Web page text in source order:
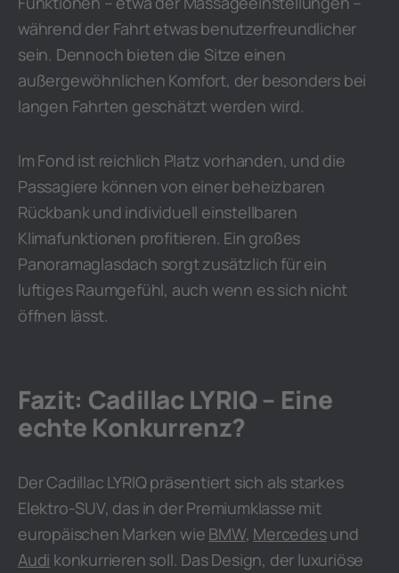
während der Fahrt etwas benutzerfreundlicher
sein. Dennoch bieten die Sitze einen
außergewöhnlichen Komfort, der besonders bei
langen Fahrten geschätzt werden wird.
Im Fond ist reichlich Platz vorhanden, und die
Passagiere können von einer beheizbaren
Rückbank und individuell einstellbaren
Klimafunktionen profitieren. Ein großes
Panoramaglasdach sorgt zusätzlich für ein
luftiges Raumgefühl, auch wenn es sich nicht
öffnen lässt.
Fazit: Cadillac LYRIQ – Eine
echte Konkurrenz?
Der Cadillac LYRIQ präsentiert sich als starkes
Elektro-SUV, das in der Premiumklasse mit
europäischen Marken wie BMW, Mercedesund
Audi konkurrieren soll. Das Design, der luxuriöse